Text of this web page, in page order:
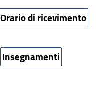
Orario di ricevimento
Insegnamenti